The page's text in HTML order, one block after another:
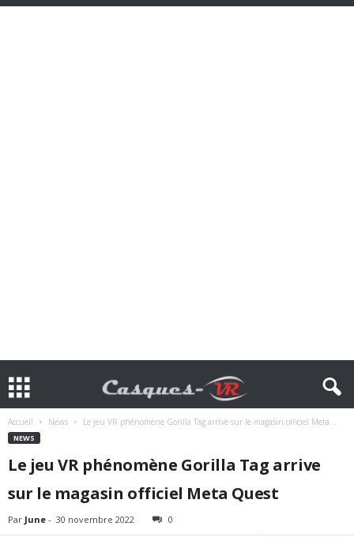
Accueil News Le jeu VR phénomène Gorilla Tag arrive sur le magasin officiel Meta...
NEWS
Le jeu VR phénomène Gorilla Tag arrive
sur le magasin officiel Meta Quest
Par June - 30 novembre 2022 0